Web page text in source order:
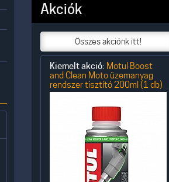
Akciók
Összes akciónk itt!
Kiemelt akció: Motul Boost
and Clean Moto üzemanyag
rendszer tisztító 200ml (1 db)